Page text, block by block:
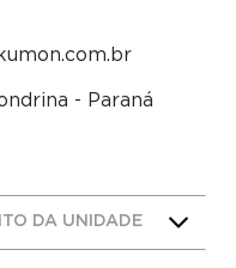
- Paraná
DA UNIDADE